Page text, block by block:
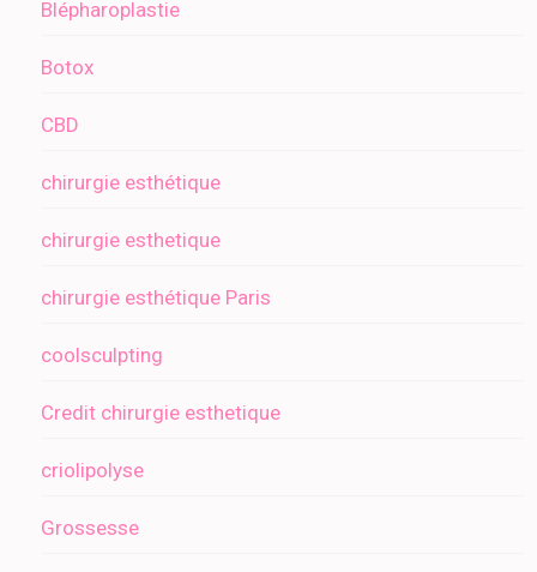
Blépharoplastie
Botox
CBD
chirurgie esthétique
chirurgie esthetique
chirurgie esthétique Paris
coolsculpting
Credit chirurgie esthetique
criolipolyse
Grossesse